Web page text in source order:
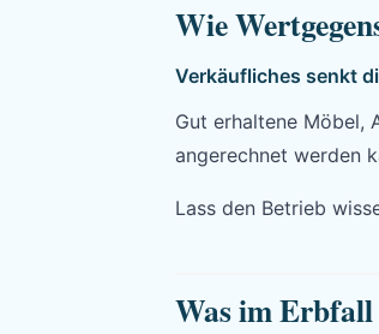
Wie
Verkäufliches senkt
Gut erhaltene Möbel,
angerechnet werden
Lass den Betrieb
Was im Erbfall